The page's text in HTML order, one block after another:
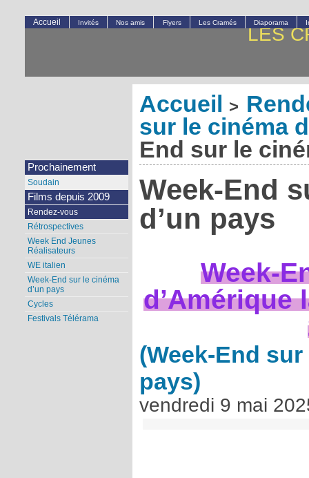
LES
Accueil >
sur le cinéma
End sur le
Week-End
d’un pays
Week-
d’Amérique
(Week-End
pays)
vendredi 9 mai
Accueil Invités Nos amis Flyers Les Cramés Diaporama
Prochainement
Soudain
Films depuis 2009
Rendez-vous
Rétrospectives
Week End Jeunes
Réalisateurs
WE italien
Week-End sur le cinéma
d’un pays
Cycles
Festivals Télérama